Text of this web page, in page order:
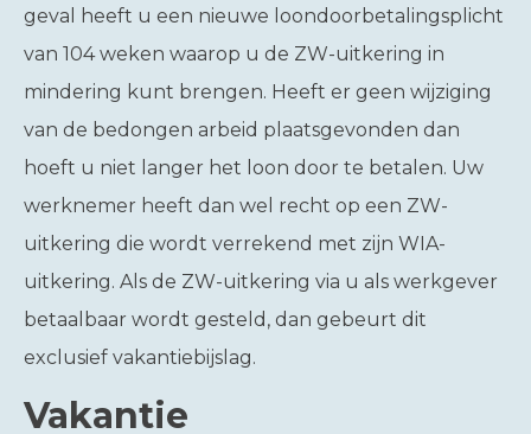
geval heeft u een nieuwe loondoorbetalingsplicht
van 104 weken waarop u de ZW-uitkering in
mindering kunt brengen. Heeft er geen wijziging
van de bedongen arbeid plaatsgevonden dan
hoeft u niet langer het loon door te betalen. Uw
werknemer heeft dan wel recht op een ZW-
uitkering die wordt verrekend met zijn WIA-
uitkering. Als de ZW-uitkering via u als werkgever
betaalbaar wordt gesteld, dan gebeurt dit
exclusief vakantiebijslag.
Vakantie